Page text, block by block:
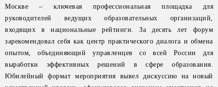
Москве – ключевая профессиональная площадка для
руководителей ведущих образовательных организаций,
входящих в национальные рейтинги. За десять лет форум
зарекомендовал себя как центр практического диалога и обмена
опытом, объединяющий управленцев со всей России для
выработки эффективных решений в сфере образования.
Юбилейный формат мероприятия вывел дискуссию на новый